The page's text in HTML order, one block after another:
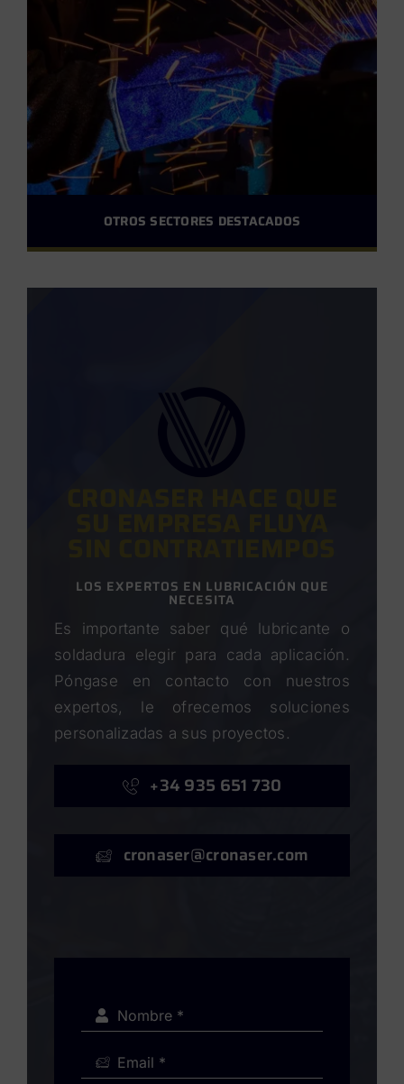
OTROS SECTORES DESTACADOS
LOS EXPERTOS EN LUBRICACIÓN QUE
NECESITA
Es importante saber qué lubricante o
soldadura elegir para cada aplicación.
Póngase en contacto con nuestros
expertos, le ofrecemos soluciones
personalizadas a sus proyectos.
+34 935 651 730
cronaser@cronaser.com